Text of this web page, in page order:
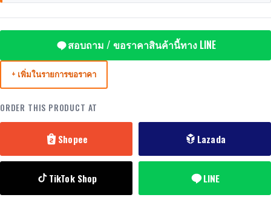
สอบถาม / ขอราคาสินค้านี้ทาง LINE
+ เพิ่มในรายการขอราคา
ORDER THIS PRODUCT AT
Shopee Lazada
TikTok Shop LINE